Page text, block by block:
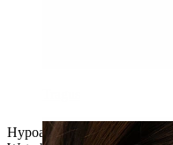
Hypoallergeen